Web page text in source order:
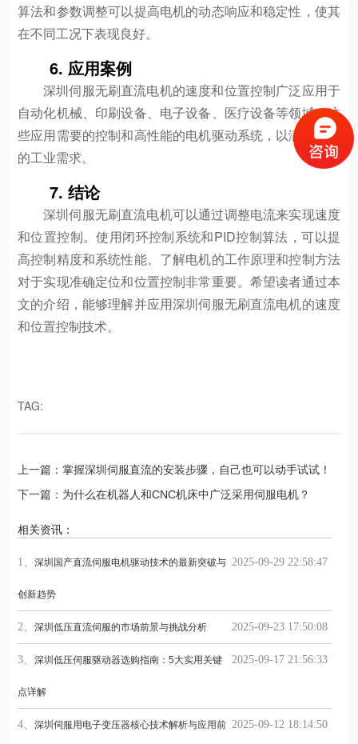
算法和参数调整可以提高电机的动态响应和稳定性，使其
在不同工况下表现良好。
6. 应用案例
深圳伺服无刷直流电机的速度和位置控制广泛应用于
自动化机械、印刷设备、电子设备、医疗设备等领域。这
些应用需要的控制和高性能的电机驱动系统，以满足不同
的工业需求。
7. 结论
深圳伺服无刷直流电机可以通过调整电流来实现速度
和位置控制。使用闭环控制系统和PID控制算法，可以提
高控制精度和系统性能。了解电机的工作原理和控制方法
对于实现准确定位和位置控制非常重要。希望读者通过本
文的介绍，能够理解并应用深圳伺服无刷直流电机的速度
和位置控制技术。
TAG:
上一篇：掌握深圳伺服直流的安装步骤，自己也可以动手试试！
下一篇：为什么在机器人和CNC机床中广泛采用伺服电机？
相关资讯：
2025-09-29 22:58:47
1、 深圳国产直流伺服电机驱动技术的最新突破与
创新趋势
2025-09-23 17:50:08
2、 深圳低压直流伺服的市场前景与挑战分析
2025-09-17 21:56:33
3、 深圳低压伺服驱动器选购指南：5大实用关键
点详解
2025-09-12 18:14:50
4、 深圳伺服用电子变压器核心技术解析与应用前